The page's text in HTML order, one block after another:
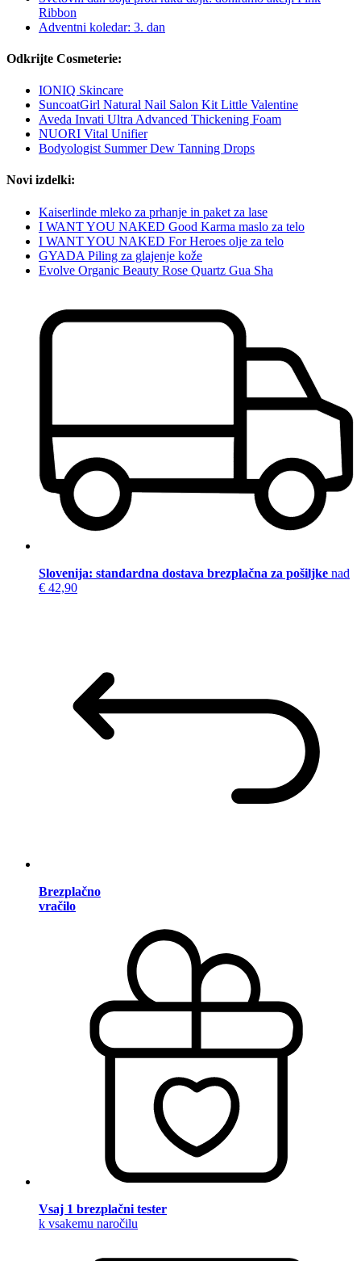
Ribbon
Adventni koledar: 3. dan
Odkrijte Cosmeterie:
IONIQ Skincare
SuncoatGirl Natural Nail Salon Kit Little Valentine
Aveda Invati Ultra Advanced Thickening Foam
NUORI Vital Unifier
Bodyologist Summer Dew Tanning Drops
Novi izdelki:
Kaiserlinde mleko za prhanje in paket za lase
I WANT YOU NAKED Good Karma maslo za telo
I WANT YOU NAKED For Heroes olje za telo
GYADA Piling za glajenje kože
Evolve Organic Beauty Rose Quartz Gua Sha
Slovenija: standardna dostava brezplačna za pošiljke nad
€ 42,90
Brezplačno
vračilo
Vsaj 1 brezplačni tester
k vsakemu naročilu